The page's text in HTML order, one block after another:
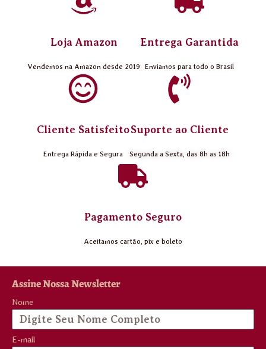
Loja Amazon
Vendemos na Amazon desde 2019
Entrega Garantida
Enviamos para todo o Brasil
Cliente Satisfeito
Entrega Rápida e Segura
Suporte ao Cliente
Segunda a Sexta, das 8h as 18h
Pagamento Seguro
Aceitamos cartão, pix e boleto
Assine Nossa Newsletter
Nome
E-mail